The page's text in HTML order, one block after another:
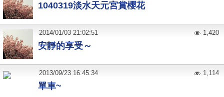
1040319淡水天元宮賞櫻花
安靜的享受～
2014/01/03 21:02:51 1,420
單車~
2013/09/23 16:45:34 1,114